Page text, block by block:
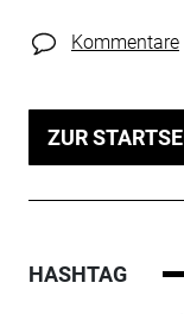
Kommentare
ZUR
HASHTAG